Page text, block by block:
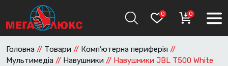
0 0
Головна // Товари // Комп’ютерна периферія //
Мультимедіа // Навушники // Навушники JBL T500 White